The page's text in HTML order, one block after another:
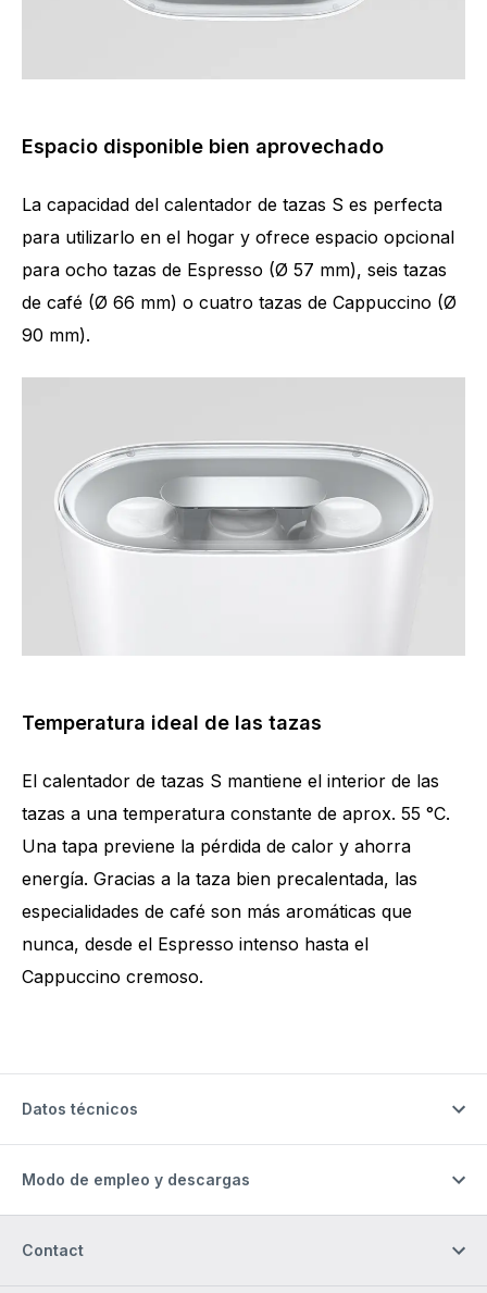
Espacio disponible bien aprovechado
La capacidad del calentador de tazas S es perfecta
para utilizarlo en el hogar y ofrece espacio opcional
para ocho tazas de Espresso (Ø 57 mm), seis tazas
de café (Ø 66 mm) o cuatro tazas de Cappuccino (Ø
90 mm).
Temperatura ideal de las tazas
El calentador de tazas S mantiene el interior de las
tazas a una temperatura constante de aprox. 55 °C.
Una tapa previene la pérdida de calor y ahorra
energía. Gracias a la taza bien precalentada, las
especialidades de café son más aromáticas que
nunca, desde el Espresso intenso hasta el
Cappuccino cremoso.
Datos técnicos
Modo de empleo y descargas
Contact